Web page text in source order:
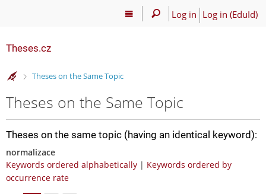
Log in Log in (EduId)
Theses.cz
>
Theses on the Same Topic
Theses on the Same Topic
Theses on the same topic (having an identical keyword):
normalizace
Keywords ordered alphabetically | Keywords ordered by
occurrence rate